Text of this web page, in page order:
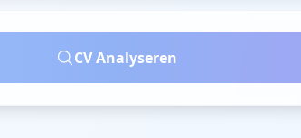
CV Analyseren